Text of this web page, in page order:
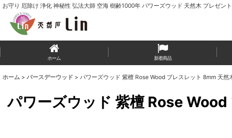
お守り 厄除け 浄化 神秘性 弘法大師 空海 樹齢1000年 パワーズウッド 天然木 プレゼン
ホーム 新着商品
ホーム > バースデーウッド > パワーズウッド 紫檀 Rose Wood ブレスレット 8mm 天然
パワーズウッド 紫檀 Rose